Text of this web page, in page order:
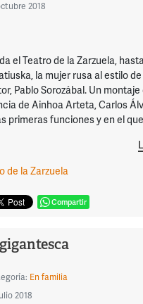
2018
el Teatro de la Zarzuela,
la mujer rusa al estilo
Pablo Sorozábal. Un montaje
de Ainhoa Arteta, Carlos
primeras funciones y en el
de la Zarzuela
Compartir
En familia
2018